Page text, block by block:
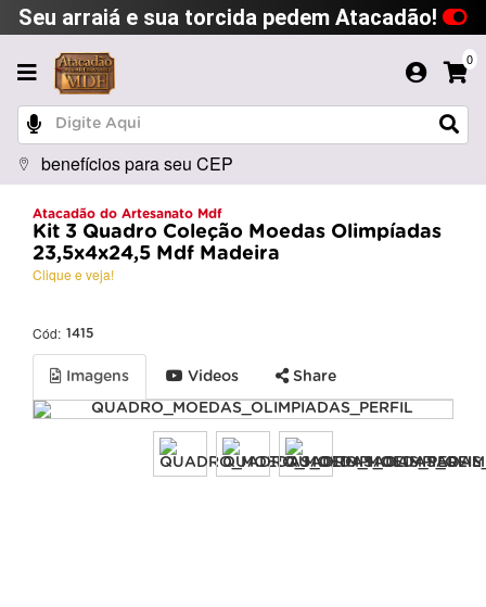
Seu arraiá e sua torcida pedem Atacadão!
0
benefícios para seu CEP
Atacadão do Artesanato Mdf
Kit 3 Quadro Coleção Moedas Olimpíadas
23,5x4x24,5 Mdf Madeira
Clique e veja!
Cód: 1415
Imagens Videos Share